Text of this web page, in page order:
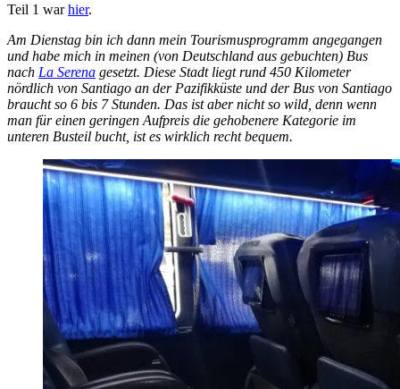
Teil 1 warhier.
Am Dienstag bin ich dann mein Tourismusprogramm angegangen
und habe mich in meinen (von Deutschland aus gebuchten) Bus
nach La Serena gesetzt. Diese Stadt liegt rund 450 Kilometer
nördlich von Santiago an der Pazifikküste und der Bus von Santiago
braucht so 6 bis 7 Stunden. Das ist aber nicht so wild, denn wenn
man für einen geringen Aufpreis die gehobenere Kategorie im
unteren Busteil bucht, ist es wirklich recht bequem.